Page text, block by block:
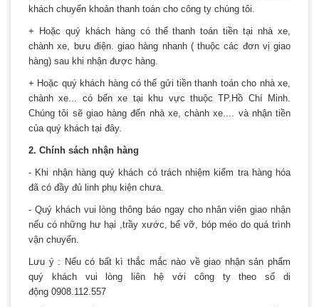
khách chuyển khoản thanh toán cho công ty chúng tôi.
+ Hoặc quý khách hàng có thể thanh toán tiền tại nhà xe,
chành xe, bưu điện. giao hàng nhanh ( thuộc các đơn vị giao
hàng) sau khi nhận được hàng.
+ Hoặc quý khách hàng có thể gửi tiền thanh toán cho nhà xe,
chành xe... có bến xe tại khu vực thuộc TP.Hồ Chí Minh.
Chúng tôi sẽ giao hàng đến nhà xe, chành xe.... và nhận tiền
của quý khách tại đây.
2. Chính sách nhận hàng
- Khi nhận hàng quý khách có trách nhiệm kiểm tra hàng hóa
đã có đầy đủ linh phụ kiện chưa.
- Quý khách vui lòng thông báo ngay cho nhân viên giao nhận
nếu có những hư hại ,trầy xước, bể vỡ, bóp méo do quá trình
vận chuyển.
Lưu ý : Nếu có bất kì thắc mắc nào về giao nhận sản phẩm
quý khách vui lòng liên hệ với công ty theo số di
động 0908.112.557